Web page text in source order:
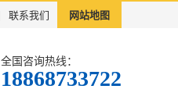
联系我们 网站地图
全国咨询热线：
18868733722